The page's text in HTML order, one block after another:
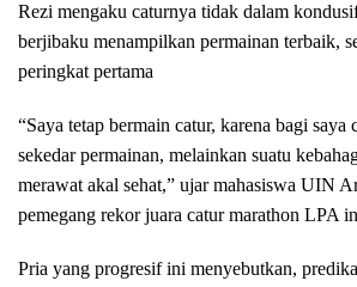
Rezi mengaku caturnya tidak dalam
berjibaku menampilkan permainan terbaik,
peringkat pertama
“Saya tetap bermain catur, karena bagi saya
sekedar permainan, melainkan suatu
merawat akal sehat,” ujar mahasiswa UIN
pemegang rekor juara catur marathon LPA
Pria yang progresif ini menyebutkan,